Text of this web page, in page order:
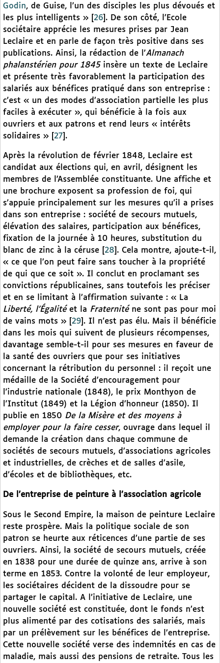
Godin, de Guise, l’un des disciples les plus dévoués et
les plus intelligents »
26 . De son côté, l’Ecole
sociétaire apprécie les mesures prises par Jean
Leclaire et en parle de façon très positive dans ses
publications. Ainsi, la rédaction de l’Almanach
phalanstérien pour 1845 insère un texte de Leclaire
et présente très favorablement la participation des
salariés aux bénéfices pratiqué dans son entreprise :
c’est « un des modes d’association partielle les plus
faciles à exécuter », qui bénéficie à la fois aux
ouvriers et aux patrons et rend leurs « intérêts
solidaires »
27 .
Après la révolution de février 1848, Leclaire est
candidat aux élections qui, en avril, désignent les
membres de l’Assemblée constituante. Une affiche et
une brochure exposent sa profession de foi, qui
s’appuie principalement sur les mesures qu’il a prises
dans son entreprise : société de secours mutuels,
élévation des salaires, participation aux bénéfices,
fixation de la journée à 10 heures, substitution du
blanc de zinc à la céruse
28 . Cela montre, ajoute-t-il,
« ce que l’on peut faire sans toucher à la propriété
de qui que ce soit ». Il conclut en proclamant ses
convictions républicaines, sans toutefois les préciser
et en se limitant à l’affirmation suivante : « La
Liberté, l’Égalité et la Fraternité ne sont pas pour moi
de vains mots »
29 . Il n’est pas élu. Mais il bénéficie
dans les mois qui suivent de plusieurs récompenses,
davantage semble-t-il pour ses mesures en faveur de
la santé des ouvriers que pour ses initiatives
concernant la rétribution du personnel : il reçoit une
médaille de la Société d’encouragement pour
l’industrie nationale (1848), le prix Monthyon de
l’Institut (1849) et la Légion d’honneur (1850). Il
publie en 1850 De la Misère et des moyens à
employer pour la faire cesser, ouvrage dans lequel il
demande la création dans chaque commune de
sociétés de secours mutuels, d’associations agricoles
et industrielles, de crèches et de salles d’asile,
d’écoles et de bibliothèques, etc.
De l’entreprise de peinture à l’association agricole
Sous le Second Empire, la maison de peinture Leclaire
reste prospère. Mais la politique sociale de son
patron se heurte aux réticences d’une partie de ses
ouvriers. Ainsi, la société de secours mutuels, créée
en 1838 pour une durée de quinze ans, arrive à son
terme en 1853. Contre la volonté de leur employeur,
les sociétaires décident de la dissoudre pour se
partager le capital. A l’initiative de Leclaire, une
nouvelle société est constituée, dont le fonds n’est
plus alimenté par des cotisations des salariés, mais
par un prélèvement sur les bénéfices de l’entreprise.
Cette nouvelle société verse des indemnités en cas de
maladie, mais aussi des pensions de retraite. Tous les